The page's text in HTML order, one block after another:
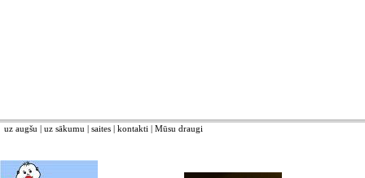
uz augšu | uz sākumu | saites | kontakti | Mūsu draugi